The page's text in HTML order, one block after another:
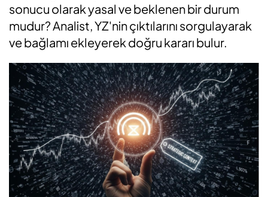
sonucu olarak yasal ve beklenen bir durum
mudur? Analist, YZ'nin çıktılarını sorgulayarak
ve bağlamı ekleyerek doğru kararı bulur.